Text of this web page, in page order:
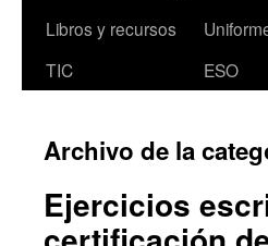
contenido
Libros y recursos
TIC
ESO
Archivo de la
Ejercicios